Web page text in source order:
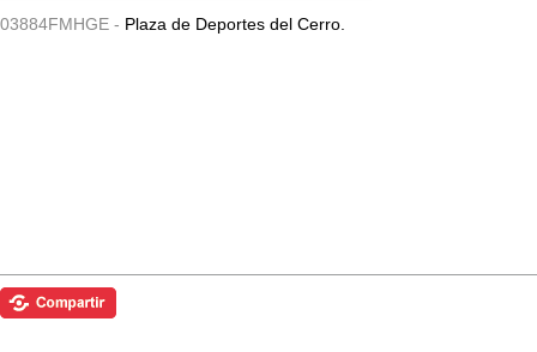
03884FMHGE - Plaza de Deportes del Cerro.